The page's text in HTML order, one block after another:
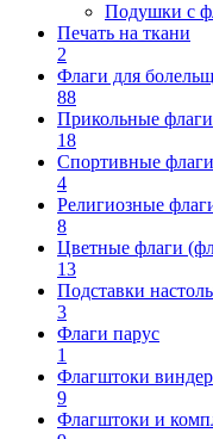
Подушки с
Печать на ткани
2
Флаги для
88
Прикольные флаги
18
Спортивные флаги
4
Религиозные
8
Цветные флаги
13
Подставки
3
Флаги парус
1
Флагштоки виндер
9
Флагштоки и